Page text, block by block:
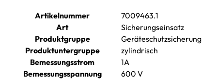
Artikelnummer
7009463.1
Art
Sicherungseinsatz
Produktgruppe
Geräteschutzsicherung
Produktuntergruppe
zylindrisch
Bemessungsstrom
1A
Bemessungsspannung
600 V